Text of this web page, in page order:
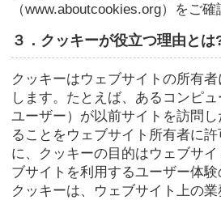
（www.aboutcookies.org）をご確
３．クッキーが役立つ理由とは
クッキーはウェブサイトの所有
します。たとえば、あるコンピ
ユーザー）が以前サイトを訪問
ることをウェブサイト所有者に
に、クッキーの目的はウェブサ
ブサイトを利用するユーザー体験
クッキーは、ウェブサイト上の